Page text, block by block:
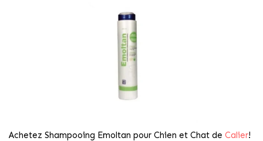
Achetez Shampooing Emoltan pour Chien et Chat de Calier!